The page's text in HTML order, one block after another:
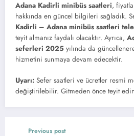
Adana Kadirli minibüs saatleri,
hakkında en güncel bilgileri sağladık.
Kadirli – Adana minibüs saatleri
teyit almanız faydalı olacaktır. Ayrıca,
seferleri 2025 yılında da
hizmetini sunmaya devam edecektir.
Uyarı: Sefer saatleri ve ücretler resmi
değiştirilebilir. Gitmeden önce teyit
Previous post